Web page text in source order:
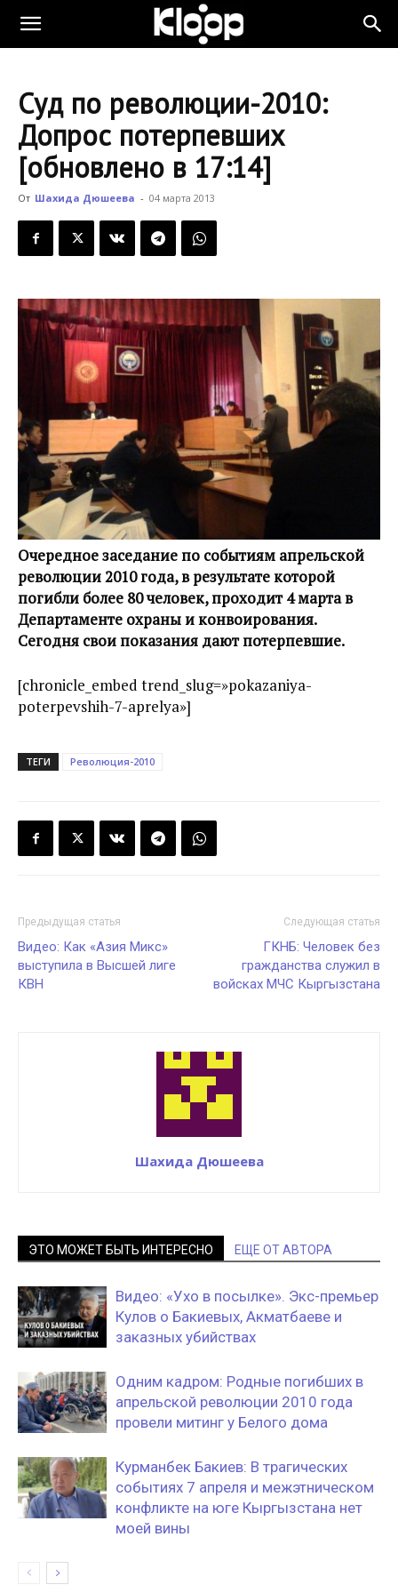
KLOOP.KG
Новости
Кыргызстана
Суд по революции-2010:
Допрос потерпевших
[обновлено в 17:14]
От Шахида Дюшеева - 04 марта 2013
Очередное заседание по событиям апрельской
революции 2010 года, в результате которой
погибли более 80 человек, проходит 4 марта в
Департаменте охраны и конвоирования.
Сегодня свои показания дают потерпевшие.
[chronicle_embed trend_slug=»pokazaniya-
poterpevshih-7-aprelya»]
ТЕГИ Революция-2010
Предыдущая статья
Видео: Как «Азия Микс»
выступила в Высшей лиге
КВН
Следующая статья
ГКНБ: Человек без
гражданства служил в
войсках МЧС Кыргызстана
Шахида Дюшеева
ЭТО МОЖЕТ БЫТЬ ИНТЕРЕСНО ЕЩЕ ОТ АВТОРА
Видео: «Ухо в посылке». Экс-премьер
Кулов о Бакиевых, Акматбаеве и
заказных убийствах
Одним кадром: Родные погибших в
апрельской революции 2010 года
провели митинг у Белого дома
Курманбек Бакиев: В трагических
событиях 7 апреля и межэтническом
конфликте на юге Кыргызстана нет
моей вины